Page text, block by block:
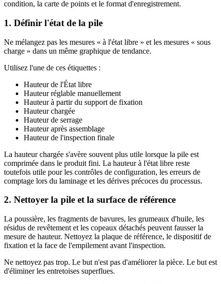
condition, la carte de points et le format d'enregistrement.
1. Définir l'état de la pile
Ne mélangez pas les mesures « à l'état libre » et les mesures « sous
charge » dans un même graphique de tendance.
Utilisez l'une de ces étiquettes :
Hauteur de l'État libre
Hauteur réglable manuellement
Hauteur à partir du support de fixation
Hauteur chargée
Hauteur de serrage
Hauteur après assemblage
Hauteur de l'inspection finale
La hauteur chargée s'avère souvent plus utile lorsque la pile est
comprimée dans le produit fini. La hauteur à l'état libre reste
toutefois utile pour les contrôles de configuration, les erreurs de
comptage lors du laminage et les dérives précoces du processus.
2. Nettoyer la pile et la surface de référence
La poussière, les fragments de bavures, les grumeaux d'huile, les
résidus de revêtement et les copeaux détachés peuvent fausser la
mesure de hauteur. Nettoyez la plaque de référence, le dispositif de
fixation et la face de l'empilement avant l'inspection.
Ne nettoyez pas trop. Le but n'est pas d'améliorer la pièce. Le but est
d'éliminer les entretoises superflues.